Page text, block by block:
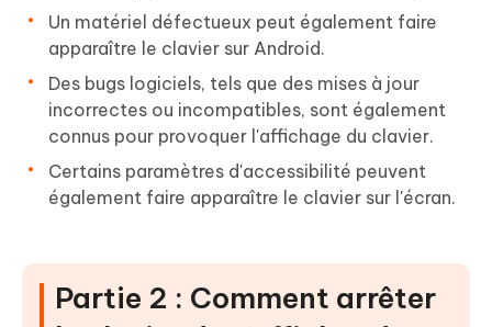
Un matériel défectueux peut également faire
apparaître le clavier sur Android.
Des bugs logiciels, tels que des mises à jour
incorrectes ou incompatibles, sont également
connus pour provoquer l'affichage du clavier.
Certains paramètres d'accessibilité peuvent
également faire apparaître le clavier sur l'écran.
Partie 2 : Comment arrêter